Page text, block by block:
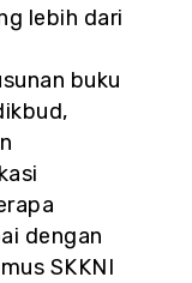
lebih dari
buku
dengan
SKKNI